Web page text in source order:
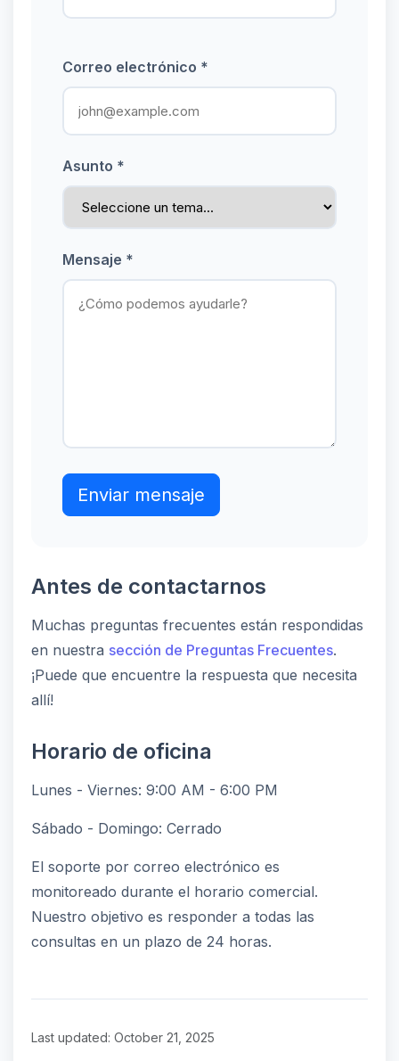
Correo electrónico *
Asunto *
Mensaje *
Enviar mensaje
Antes de contactarnos
Muchas preguntas frecuentes están respondidas
en nuestra sección de Preguntas Frecuentes.
¡Puede que encuentre la respuesta que necesita
allí!
Horario de oficina
Lunes - Viernes: 9:00 AM - 6:00 PM
Sábado - Domingo: Cerrado
El soporte por correo electrónico es
monitoreado durante el horario comercial.
Nuestro objetivo es responder a todas las
consultas en un plazo de 24 horas.
Last updated: October 21, 2025